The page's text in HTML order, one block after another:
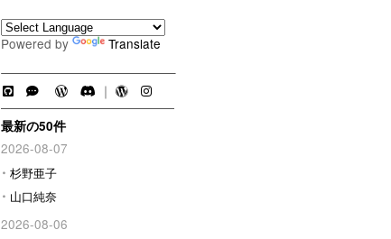
Powered by Translate
｜
最新の50件
2026-08-07
杉野亜子
山口純奈
2026-08-06